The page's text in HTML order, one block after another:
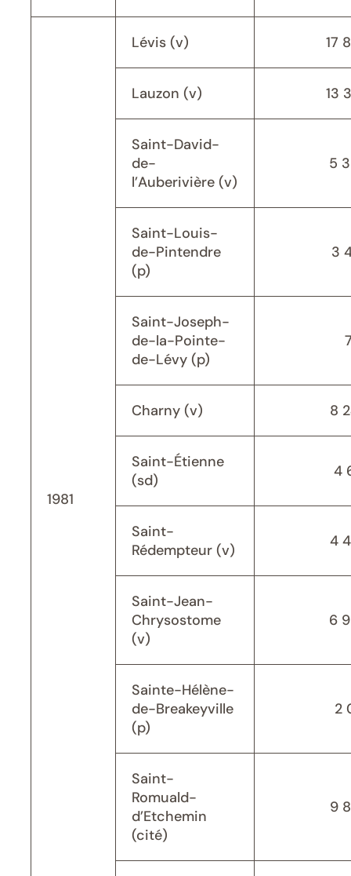
1981
Lévis (v) 17
Lauzon (v) 13
Saint-David-
de-
l’Auberivière (v)
5
Saint-Louis-
de-Pintendre
(p)
3
Saint-Joseph-
de-la-Pointe-
de-Lévy (p)
Charny (v) 8
Saint-Étienne
(sd)
4
Saint-
Rédempteur (v)
4
Saint-Jean-
Chrysostome
(v)
6
Sainte-Hélène-
de-Breakeyville
(p)
2
Saint-
Romuald-
d’Etchemin
(cité)
9